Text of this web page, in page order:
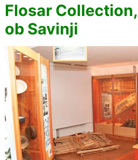
Flosar
ob Savinji